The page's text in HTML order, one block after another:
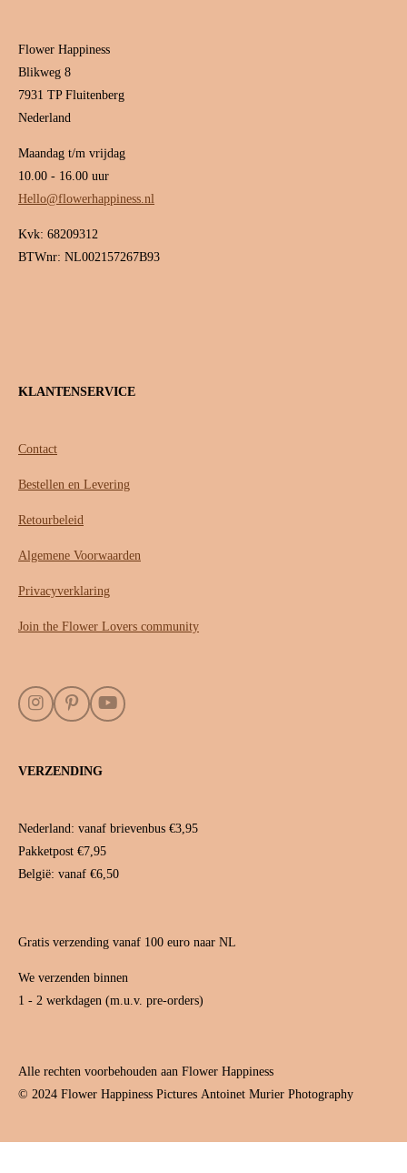
Flower Happiness
Blikweg 8
7931 TP Fluitenberg
Nederland
Maandag t/m vrijdag
10.00 - 16.00 uur
Hello@flowerhappiness.nl
Kvk: 68209312
BTWnr: NL002157267B93
KLANTENSERVICE
Contact
Bestellen en Levering
Retourbeleid
Algemene Voorwaarden
Privacyverklaring
Join the Flower Lovers community
I
a
a
P
e
s
Y
VERZENDING
Nederland: vanaf brievenbus €3,95
Pakketpost €7,95
België: vanaf €6,50
Gratis verzending vanaf 100 euro naar NL
We verzenden binnen
1 - 2 werkdagen (m.u.v. pre-orders)
Alle rechten voorbehouden aan Flower Happiness
© 2024 Flower Happiness Pictures Antoinet Murier Photography